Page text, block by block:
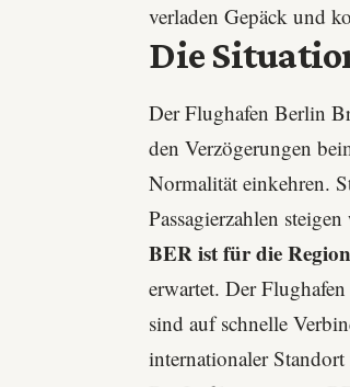
verladen Gepäck und
Die
Der Flughafen Berlin
den Verzögerungen
Normalität einkehren.
Passagierzahlen
BER ist für die
erwartet. Der
sind auf schnelle
internationaler